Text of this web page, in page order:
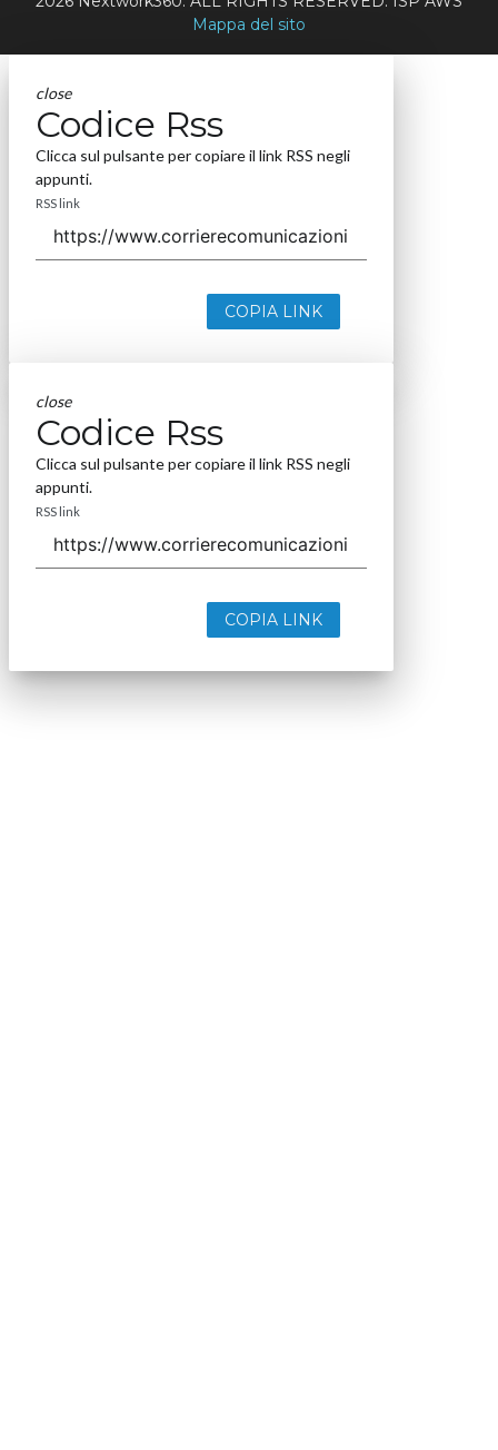
Mappa del sito
close
Codice Rss
Clicca sul pulsante per copiare il link RSS negli
appunti.
RSS link
COPIA LINK
close
Codice Rss
Clicca sul pulsante per copiare il link RSS negli
appunti.
RSS link
COPIA LINK